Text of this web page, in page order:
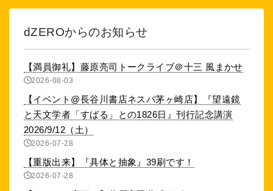
dZEROからのお知らせ
【満員御礼】藤原亮司トークライブ＠十三 風まかせ
2026-08-03
【イベント@長谷川書店ネスパ茅ヶ崎店】『望遠鏡
と天文学者「すばる」との1826日』刊行記念講演
2026/9/12（土）
2026-07-28
【重版出来】『具体と抽象』39刷です！
2026-07-28